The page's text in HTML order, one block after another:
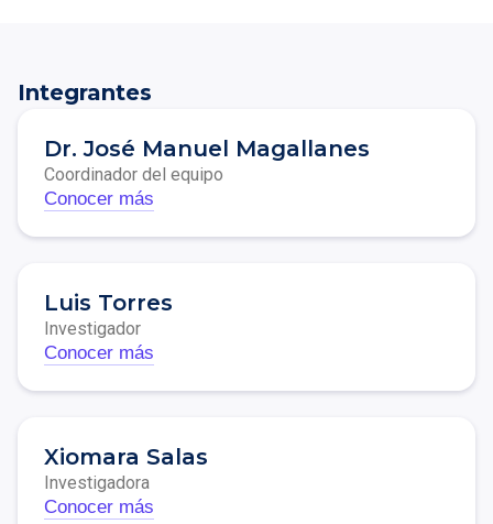
Integrantes
Dr. José Manuel Magallanes
Coordinador del equipo
Conocer más
Luis Torres
Investigador
Conocer más
Xiomara Salas
Investigadora
Conocer más